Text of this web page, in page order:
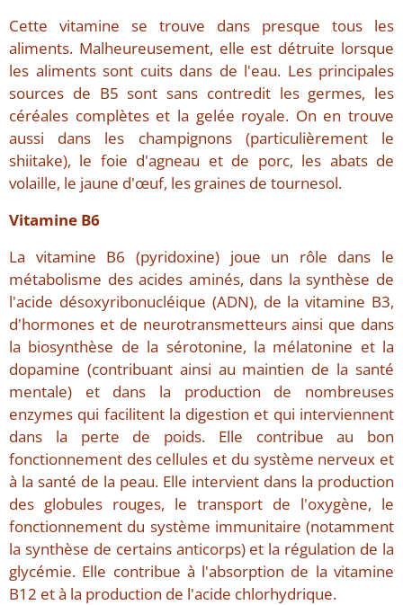
Cette vitamine se trouve dans presque tous les
aliments. Malheureusement, elle est détruite lorsque
les aliments sont cuits dans de l'eau. Les principales
sources de B5 sont sans contredit les germes, les
céréales complètes et la gelée royale. On en trouve
aussi dans les champignons (particulièrement le
shiitake), le foie d'agneau et de porc, les abats de
volaille, le jaune d'œuf, les graines de tournesol.
Vitamine B6
La vitamine B6 (pyridoxine) joue un rôle dans le
métabolisme des acides aminés, dans la synthèse de
l'acide désoxyribonucléique (ADN), de la vitamine B3,
d'hormones et de neurotransmetteurs ainsi que dans
la biosynthèse de la sérotonine, la mélatonine et la
dopamine (contribuant ainsi au maintien de la santé
mentale) et dans la production de nombreuses
enzymes qui facilitent la digestion et qui interviennent
dans la perte de poids. Elle contribue au bon
fonctionnement des cellules et du système nerveux et
à la santé de la peau. Elle intervient dans la production
des globules rouges, le transport de l'oxygène, le
fonctionnement du système immunitaire (notamment
la synthèse de certains anticorps) et la régulation de la
glycémie. Elle contribue à l'absorption de la vitamine
B12 et à la production de l'acide chlorhydrique.